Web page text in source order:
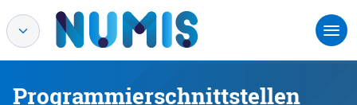
Programmierschnittstellen